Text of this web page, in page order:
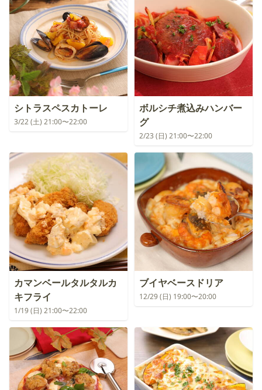
シトラスペスカトーレ
3/22 (土) 21:00〜22:00
ボルシチ煮込みハンバー
グ
2/23 (日) 21:00〜22:00
カマンベールタルタルカ
キフライ
1/19 (日) 21:00〜22:00
ブイヤベースドリア
12/29 (日) 19:00〜20:00